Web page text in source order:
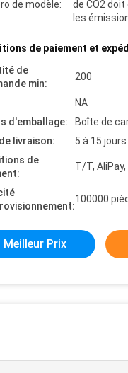
de modèle:
de CO2
les
de paiement et
de
min:
200
NA
d'emballage:
Boîte de
livraison:
5 à 15
de
T/T, AliPay,
100000
Meilleur Prix